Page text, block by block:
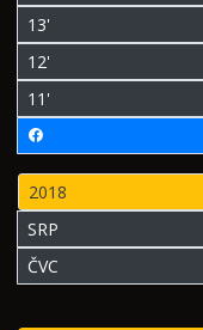
13'
12'
11'
2018
SRP
ČVC